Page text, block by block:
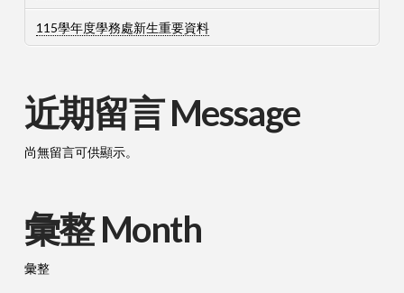
115學年度學務處新生重要資料
近期留言 Message
尚無留言可供顯示。
彙整 Month
彙整